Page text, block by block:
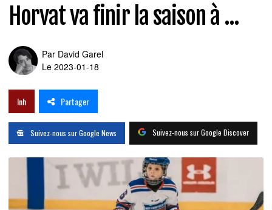
Horvat va finir la saison à ...
Par David Garel
Le 2023-01-18
lnh Partager
Suivez-nous sur Google News Suivez-nous sur Google Discover